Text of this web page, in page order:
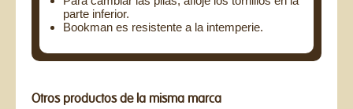
parte inferior.
Bookman es resistente a la intemperie.
Otros productos de la misma marca